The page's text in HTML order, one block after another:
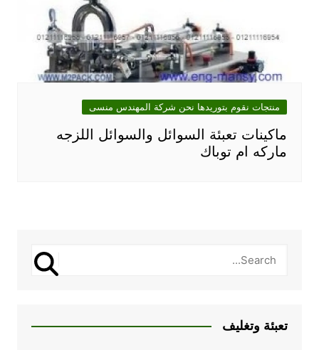
منتجات نقوم بتوريدها نحن شركة المهندس منسى
ماكينات تعبئة السوائل والسوائل اللزجه
ماركه ام توباك
تعبئة وتغليف